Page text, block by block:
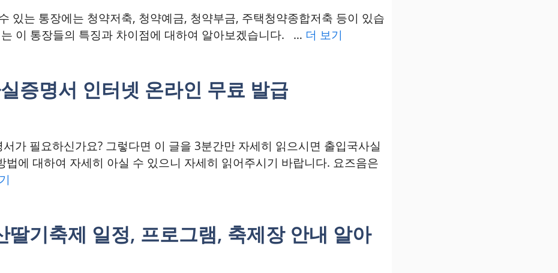
있는 통장에는 청약저축, 청약예금, 청약부금, 주택청약종합저축 등이 있습
이 통장들의 특징과 차이점에 대하여 알아보겠습니다. … 더 보기
증명서 인터넷 온라인 무료 발급
가 필요하신가요? 그렇다면 이 글을 3분간만 자세히 읽으시면 출입국사실
법에 대하여 자세히 아실 수 있으니 자세히 읽어주시기 바랍니다. 요즈음은
딸기축제 일정, 프로그램, 축제장 안내 알아